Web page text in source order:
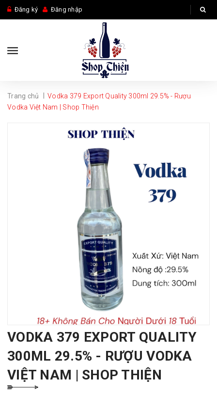
Đăng ký Đăng nhập
Trang chủ
Vodka 379 Export Quality 300ml 29.5% - Rượu
Vodka Việt Nam | Shop Thiện
VODKA 379 EXPORT QUALITY
300ML 29.5% - RƯỢU VODKA
VIỆT NAM | SHOP THIỆN